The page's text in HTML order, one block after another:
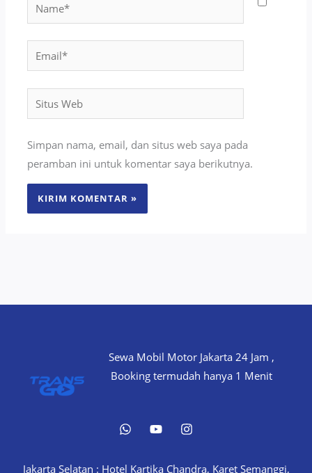
Email*
Web
Simpan nama, email, dan situs web saya pada
peramban ini untuk komentar saya berikutnya.
Sewa Mobil Motor Jakarta 24 Jam ,
Booking termudah hanya 1 Menit
Jakarta Selatan : Hotel Kartika Chandra, Karet Semanggi,